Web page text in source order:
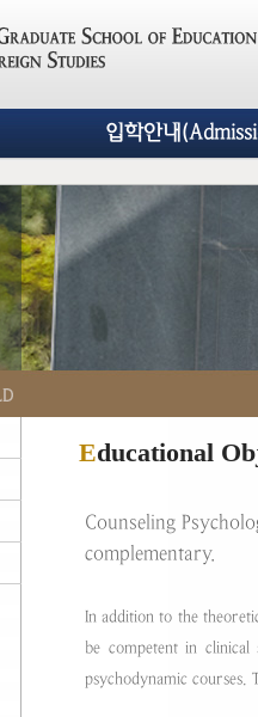
입학안내
Educational
Counseling
complementary.
In addition to the
be competent in
psychodynamic courses.